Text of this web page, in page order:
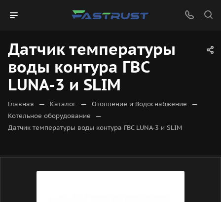
Датчик температуры
воды контура ГВС
LUNA-3 и SLIM
Главная — Каталог — Отопление и Водоснабжение —
Котельное оборудование —
Датчик температуры воды контура ГВС LUNA-3 и SLIM